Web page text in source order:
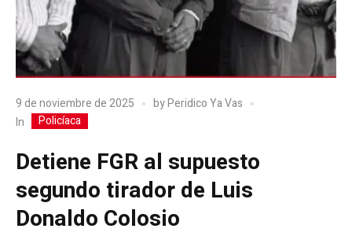
9 de noviembre de 2025 byPeridico Ya Vas
In
Policíaca
Detiene FGR al supuesto
segundo tirador de Luis
Donaldo Colosio